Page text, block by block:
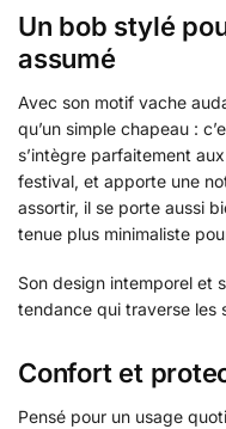
Un bob stylé
assumé
Avec son motif vache
qu’un simple chapeau :
s’intègre parfaitement
festival, et apporte une
assortir, il se porte aussi
tenue plus minimaliste
Son design intemporel et
tendance qui traverse les
Confort et
Pensé pour un usage